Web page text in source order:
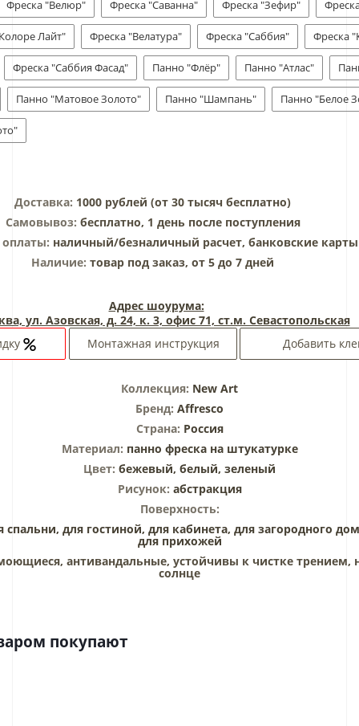
Фреска "Велюр" Фреска "Саванна" Фреска "Зефир"
Лайт" Фреска "Велатура" Фреска "Саббия" Фреска
Фреска "Саббия Фасад" Панно "Флёр" Панно "Атлас"
Панно "Матовое Золото" Панно "Шампань" Панно "Белое
Доставка: 1000 рублей (от 30 тысяч бесплатно)
Самовывоз: бесплатно, 1 день после поступления
наличный/безналичный расчет, банковские карты
Наличие: товар под заказ, от 5 до 7 дней
Адрес шоурума:
ул. Азовская, д. 24, к. 3, офис 71, ст.м. Севастопольская
Монтажная инструкция Добавить
Коллекция: New Art
Бренд: Affresco
Страна: Россия
Материал: панно фреска на штукатурке
Цвет: бежевый, белый, зеленый
Рисунок: абстракция
Поверхность:
спальни, для гостиной, для кабинета, для загородного
для прихожей
антивандальные, устойчивы к чистке трением,
солнце
покупают